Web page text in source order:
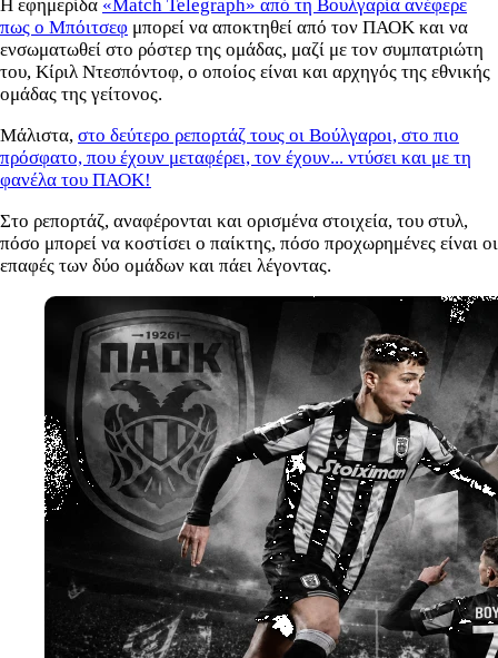
H εφημερίδα «Match Telegraph» από τη Βουλγαρία ανέφερε
πως ο Μπόιτσεφ μπορεί να αποκτηθεί από τον ΠΑΟΚ και να
ενσωματωθεί στο ρόστερ της ομάδας, μαζί με τον συμπατριώτη
του, Κίριλ Ντεσπόντοφ, ο οποίος είναι και αρχηγός της εθνικής
ομάδας της γείτονος.
Μάλιστα, στο δεύτερο ρεπορτάζ τους οι Βούλγαροι, στο πιο
πρόσφατο, που έχουν μεταφέρει, τον έχουν... ντύσει και με τη
φανέλα του ΠΑΟΚ!
Στο ρεπορτάζ, αναφέρονται και ορισμένα στοιχεία, του στυλ,
πόσο μπορεί να κοστίσει ο παίκτης, πόσο προχωρημένες είναι οι
επαφές των δύο ομάδων και πάει λέγοντας.